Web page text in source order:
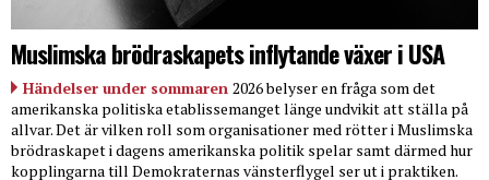
Muslimska brödraskapets inflytande växer i USA
Händelser under sommaren 2026 belyser en fråga som det
amerikanska politiska etablissemanget länge undvikit att ställa på
allvar. Det är vilken roll som organisationer med rötter i Muslimska
brödraskapet i dagens amerikanska politik spelar samt därmed hur
kopplingarna till Demokraternas vänsterflygel ser ut i praktiken.